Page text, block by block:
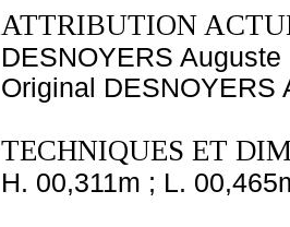
ATTRIBUTION
DESNOYERS
Original DESNOYERS
TECHNIQUES ET
H. 00,311m ; L.